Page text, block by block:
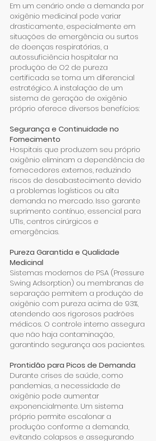
Em um cenário onde a demanda por
oxigênio medicinal pode variar
drasticamente, especialmente em
situações de emergência ou surtos
de doenças respiratórias, a
autossuficiência hospitalar na
produção de O2 de pureza
certificada se torna um diferencial
estratégico. A instalação de um
sistema de geração de oxigênio
próprio oferece diversos benefícios:
Segurança e Continuidade no
Fornecimento
Hospitais que produzem seu próprio
oxigênio eliminam a dependência de
fornecedores externos, reduzindo
riscos de desabastecimento devido
a problemas logísticos ou alta
demanda no mercado. Isso garante
suprimento contínuo, essencial para
UTIs, centros cirúrgicos e
emergências.
Pureza Garantida e Qualidade
Medicinal
Sistemas modernos de PSA (Pressure
Swing Adsorption) ou membranas de
separação permitem a produção de
oxigênio com pureza acima de 93%,
atendendo aos rigorosos padrões
médicos. O controle interno assegura
que não haja contaminação,
garantindo segurança aos pacientes.
Prontidão para Picos de Demanda
Durante crises de saúde, como
pandemias, a necessidade de
oxigênio pode aumentar
exponencialmente. Um sistema
próprio permite escalonar a
produção conforme a demanda,
evitando colapsos e assegurando